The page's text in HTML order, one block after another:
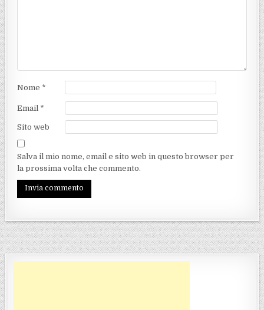
Nome *
Email *
Sito web
Salva il mio nome, email e sito web in questo browser per
la prossima volta che commento.